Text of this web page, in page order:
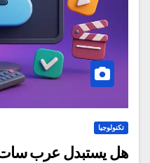
تكنولوجيا
هل يستبدل عرب سات